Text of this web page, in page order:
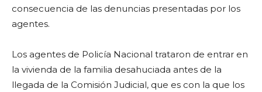
consecuencia de las denuncias presentadas por los
agentes.
Los agentes de Policía Nacional trataron de entrar en
la vivienda de la familia desahuciada antes de la
llegada de la Comisión Judicial, que es con la que los